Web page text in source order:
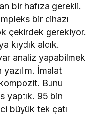
bir hafıza gerekli.
bir cihazı
çekirdek gerekiyor.
kıydık aldık.
analiz yapabilmek
yazılım. İmalat
Bunu
yaptık. 95 bin
büyük tek çatı